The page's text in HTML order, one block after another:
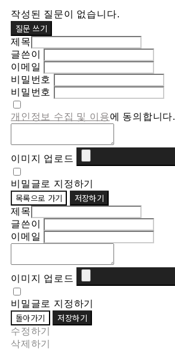
작성된 질문이 없습니다.
질문 쓰기
제목
글쓴이
이메일
비밀번호
비밀번호
개인정보 수집 및 이용에 동의합니다.
이미지 업로드
비밀글로 지정하기
목록으로 가기 저장하기
제목
글쓴이
이메일
이미지 업로드
비밀글로 지정하기
돌아가기 저장하기
수정하기
삭제하기